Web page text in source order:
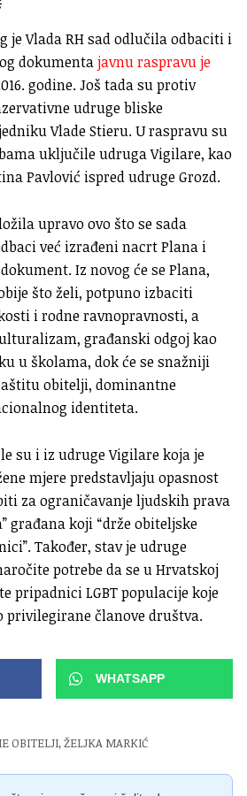
je Vlada RH sad odlučila odbaciti i
dokumentajavnu raspravu je
godine. Još tada su protiv
udruge bliske
Vlade Stieru. U raspravu su
uključile udruga Vigilare, kao
Pavlović ispred udruge Grozd.
upravo ovo što se sada
već izrađeni nacrt Plana i
Iz novog će se Plana,
što želi, potpuno izbaciti
i rodne ravnopravnosti, a
građanski odgoj kao
u školama, dok će se snažniji
obitelji, dominantne
identiteta.
su i iz udruge Vigilare koja je
mjere predstavljaju opasnost
za ograničavanje ljudskih prava
građana koji “drže obiteljske
Također, stav je udruge
potrebe da se u Hrvatskoj
pripadnici LGBT populacije koje
privilegirane članove društva.
WHATSAPP
OBITELJI,ŽELJKA MARKIĆ